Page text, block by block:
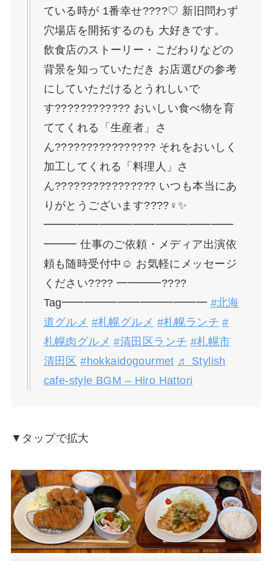
ている時が 1番幸せ????♡ 新旧問わず
穴場店を開拓するのも 大好きです。
飲食店のストーリー・こだわりなどの
背景を知っていただき お店選びの参考
にしていただけるとうれしいで
す???????????? おいしい食べ物を育
ててくれる「生産者」さ
ん????‍????????‍???? それをおいしく
加工してくれる「料理人」さ
ん????‍????????‍???? いつも本当にあ
りがとうございます????‍♀️✨
━━━━━━━━━━━━━━━━━
━━━ 仕事のご依頼・メディア出演依
頼も随時受付中☺️ お気軽にメッセージ
ください???? ━━━━????
Tag━━━━━━━━━━━━━ #北海
道グルメ #札幌グルメ #札幌ランチ #
札幌肉グルメ #清田区ランチ #札幌市
清田区 #hokkaidogourmet ♬ Stylish
cafe-style BGM – Hiro Hattori
▼タップで拡大